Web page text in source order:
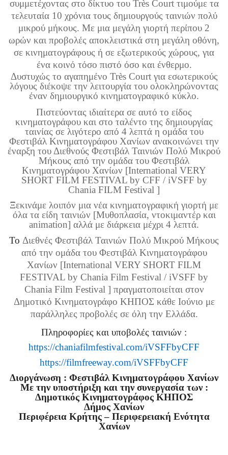
συμμετέχοντας στο δίκτυο του Très Court τιμούμε τα
τελευταία 10 χρόνια τους δημιουργούς ταινιών πολύ
μικρού μήκους. Με μια μεγάλη γιορτή περίπου 2
ωρών και προβολές αποκλειστικά στη μεγάλη οθόνη,
σε κινηματογράφους ή σε εξωτερικούς χώρους, για
ένα κοινό τόσο πιστό όσο και ένθερμο.
Δυστυχώς το αγαπημένο Très Court για εσωτερικούς
λόγους διέκοψε την λειτουργία του ολοκληρώνοντας
έναν δημιουργικό κινηματογραφικό κύκλο.
Πιστεύοντας ιδιαίτερα σε αυτό το είδος
κινηματογράφου και στο ταλέντο της δημιουργίας
ταινίας σε λιγότερο από 4 λεπτά η ομάδα του
Φεστιβάλ Κινηματογράφου Χανίων ανακοινώνει την
έναρξη του Διεθνούς Φεστιβάλ Ταινιών Πολύ Μικρού
Μήκους από την ομάδα του Φεστιβάλ
Κινηματογράφου Χανίων [International VERY
SHORT FILM FESTIVAL by CFF / iVSFF by
Chania FILM Festival ]
Ξεκινάμε λοιπόν μια νέα κινηματογραφική γιορτή με
όλα τα είδη ταινιών [Μυθοπλασία, ντοκιμαντέρ και
animation] αλλά με διάρκεια μέχρι 4 λεπτά.
To Διεθνές Φεστιβάλ Ταινιών Πολύ Μικρού Μήκους
από την ομάδα του Φεστιβάλ Κινηματογράφου
Χανίων [International VERY SHORT FILM
FESTIVAL by Chania Film Festival / iVSFF by
Chania Film Festival ] πραγματοποιείται στον
Δημοτικό Κινηματογράφο ΚΗΠΟΣ κάθε Ιούνιο με
παράλληλες προβολές σε όλη την Ελλάδα.
Πληροφορίες και υποβολές ταινιών :
https://chaniafilmfestival.com/iVSFFbyCFF
https://filmfreeway.com/iVSFFbyCFF
Διοργάνωση : Φεστιβάλ Κινηματογράφου Χανίων
Με την υποστήριξη και την συνεργασία των :
Δημοτικός Κινηματογράφος ΚΗΠΟΣ
Δήμος Χανίων
Περιφέρεια Κρήτης – Περιφερειακή Ενότητα
Χανίων